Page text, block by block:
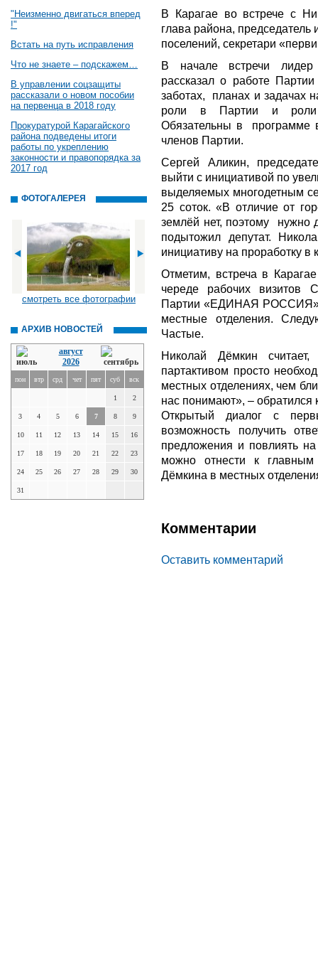
"Неизменно двигаться вперед
!"
Встать на путь исправления
Что не знаете – подскажем…
В управлении соцзащиты
рассказали о новом пособии
на первенца в 2018 году
Прокуратурой Карагайского
района подведены итоги
работы по укреплению
законности и правопорядка за
2017 год
ФОТОГАЛЕРЕЯ
смотреть все фотографии
АРХИВ НОВОСТЕЙ
август
2026
пон втр срд чет пят суб вск
1 2
3 4 5 6 7 8 9
10 11 12 13 14 15 16
17 18 19 20 21 22 23
24 25 26 27 28 29 30
31
В Карагае во встрече с
глава района,
поселений, секретари
В начале встречи лидер
рассказал о работе
заботах, планах и задачах
роли в Партии и роли
Обязательны в программе
членов Партии.
Сергей Аликин,
выйти с инициативой по
выделяемых многодетным
25 соток. «В отличие от
землёй нет, поэтому нужно
подытожил депутат.
инициативу на проработку в
Отметим, встреча в
череде рабочих визитов
Партии «ЕДИНАЯ РОССИЯ»
местные отделения.
Частые.
Николай Дёмкин
партактивом просто
местных отделениях, чем
нас понимают», –
Открытый диалог с
возможность получить
предложения и повлиять
можно отнести к
Дёмкина в местных
Комментарии
Оставить комментарий